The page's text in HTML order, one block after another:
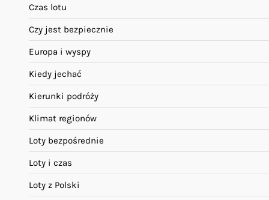
Czas lotu
Czy jest bezpiecznie
Europa i wyspy
Kiedy jechać
Kierunki podróży
Klimat regionów
Loty bezpośrednie
Loty i czas
Loty z Polski